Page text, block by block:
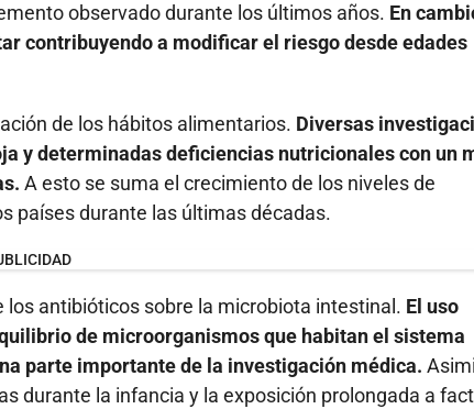
observado durante los últimos años. En
contribuyendo a modificar el riesgo desde edades
de los hábitos alimentarios. Diversas
y determinadas deficiencias nutricionales con un
A esto se suma el crecimiento de los niveles de
países durante las últimas décadas.
antibióticos sobre la microbiota intestinal. El uso
de microorganismos que habitan el sistema
parte importante de la investigación médica.
durante la infancia y la exposición prolongada a